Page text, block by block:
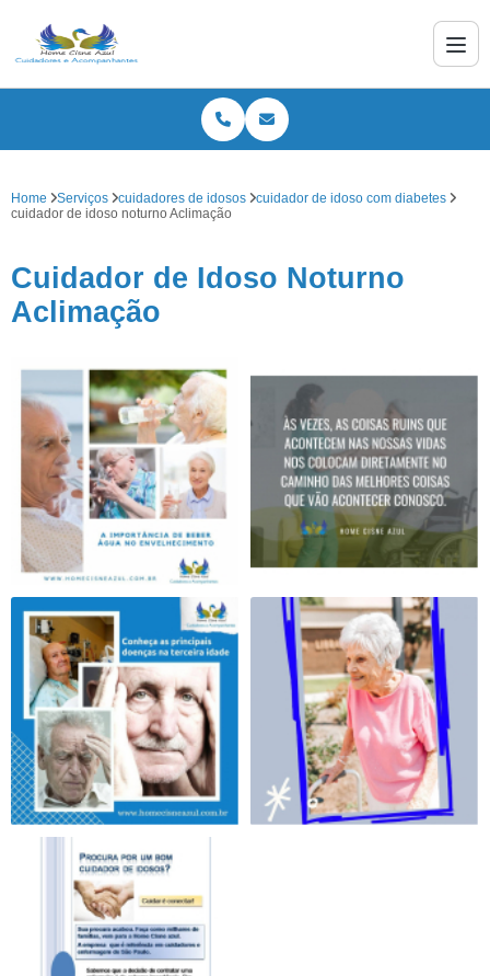
Home Serviços cuidadores de idosos
cuidador de idoso com diabetes
cuidador de idoso noturno Aclimação
Cuidador de Idoso Noturno
Aclimação